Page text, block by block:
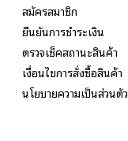
สมัครสมาชิก
ยืนยันการชำระเงิน
ตรวจเช็คสถานะสินค้า
เงื่อนไขการสั่งซื้อสินค้า
นโยบายความเป็นส่วนตัว